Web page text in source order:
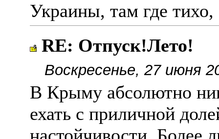
Украины, там где тихо,
RE: Отпуск!Лето!
Воскресенье, 27 июня
В Крыму абсолютно
ехать с приличной